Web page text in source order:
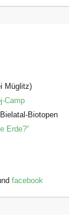
Müglitz)
Camp
Biotopen
Erde?“
facebook